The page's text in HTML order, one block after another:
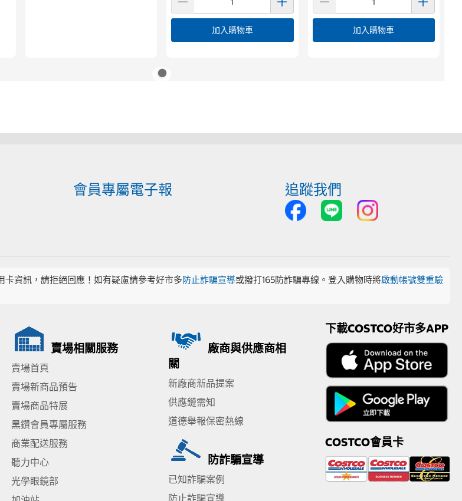
加入購物車 加入購物車
會員專屬電子報 追蹤我們
卡資訊，請拒絕回應！如有疑慮請參考好市多防止詐騙宣導或撥打165防詐騙專線。登入購物時將啟動帳號雙重驗
賣場相關服務
賣場首頁
賣場新商品預告
賣場商品特展
黑鑽會員專屬服務
商業配送服務
聽力中心
光學眼鏡部
廠商與供應商相
關
新廠商新品提案
供應鏈需知
道德舉報保密熱線
防詐騙宣導
已知詐騙案例
防止詐騙宣導
下載COSTCO好市多APP
COSTCO會員卡